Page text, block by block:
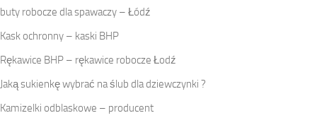
buty robocze dla spawaczy – Łódź
Kask ochronny – kaski BHP
Rękawice BHP – rękawice robocze Łodź
Jaką sukienkę wybrać na ślub dla dziewczynki ?
Kamizelki odblaskowe – producent